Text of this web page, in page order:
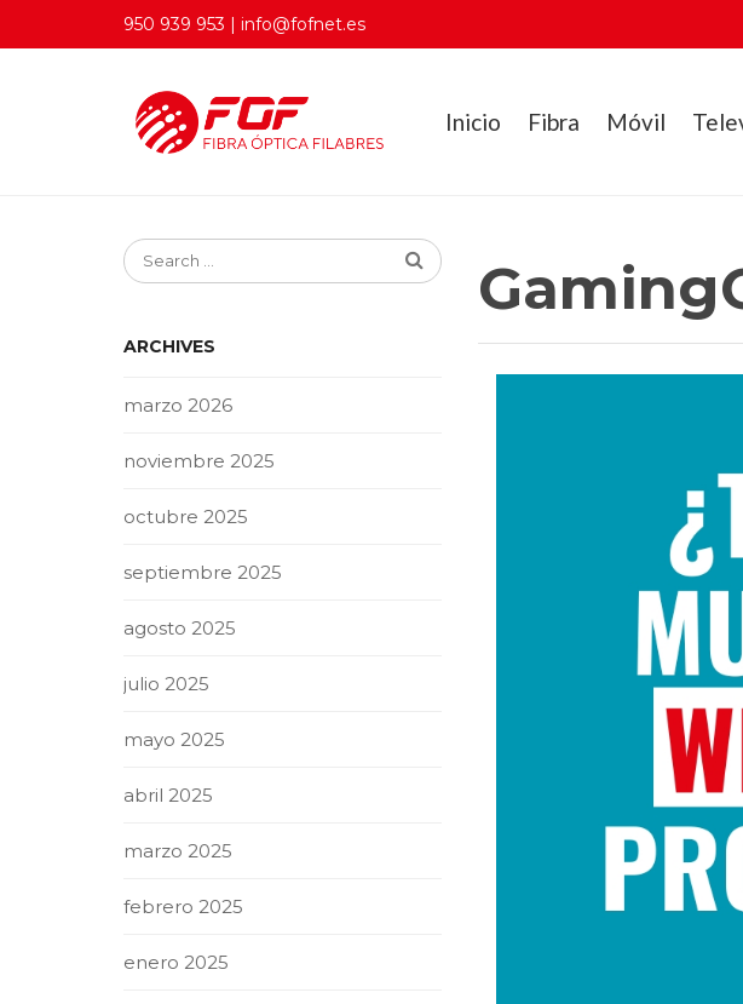
950 939 953 | info@fofnet.es
Inicio Fibra Móvil
ARCHIVES
marzo 2026
noviembre 2025
octubre 2025
septiembre 2025
agosto 2025
julio 2025
mayo 2025
abril 2025
marzo 2025
febrero 2025
enero 2025